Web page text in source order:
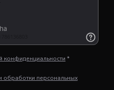
конфиденциальности *
обработки персональных